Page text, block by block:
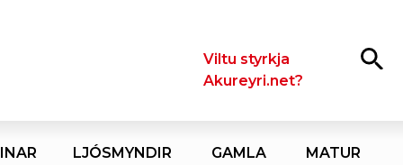
LeitaViltu styrkja
Akureyri.net?
LJÓSMYNDIR
GAMLA
MATUR